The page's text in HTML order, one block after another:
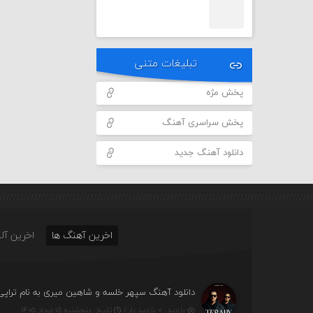
تبلیغات متنی
پخش مژه
پخش سراسری آهنگ
دانلود آهنگ جدید
اخرین آهنگ ها اخرین
دانلود آهنگ سپهر خلسه و شاهین میری به نام
بازدید : ۰ بازدید بار / تاریخ : پنج‌شنبه ۱۵ مرداد ۱۴۰۵